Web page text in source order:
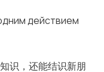
действием
识，还能结识新朋